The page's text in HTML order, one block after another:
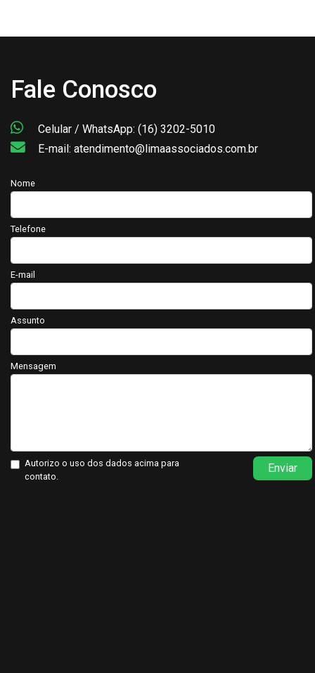
Fale Conosco
Celular / WhatsApp: (16) 3202-5010
E-mail: atendimento@limaassociados.com.br
Nome
Telefone
E-mail
Assunto
Mensagem
Autorizo o uso dos dados acima para
contato.
Enviar